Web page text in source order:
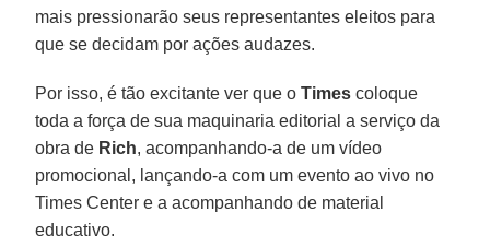
mais pressionarão seus representantes eleitos para
que se decidam por ações audazes.
Por isso, é tão excitante ver que oTimes coloque
toda a força de sua maquinaria editorial a serviço da
obra de Rich, acompanhando-a de um vídeo
promocional, lançando-a com um evento ao vivo no
Times Center e a acompanhando de material
educativo.